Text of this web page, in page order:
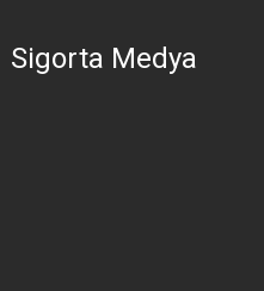
Sigorta Medya